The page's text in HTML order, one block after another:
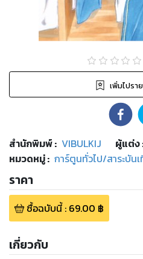
เพิ่มไปรา
สำนักพิมพ์: VIBULKIJ ผู้แต่ง
หมวดหมู่: การ์ตูนทั่วไป/สาระบันเ
ราคา
ซื้อฉบับนี้: 69.00 ฿
เกี่ยวกับ